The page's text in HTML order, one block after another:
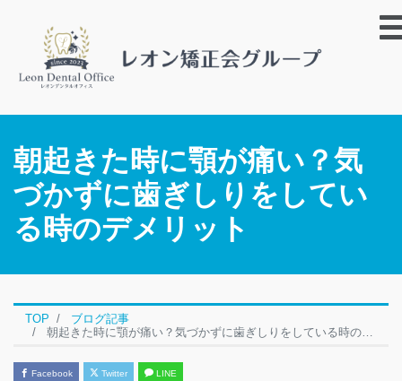
朝起きた時に顎が痛い？気
づかずに歯ぎしりをしてい
る時のデメリット
TOP
ブログ記事
朝起きた時に顎が痛い？気づかずに歯ぎしりをしている時のデメリット
Facebook Twitter LINE